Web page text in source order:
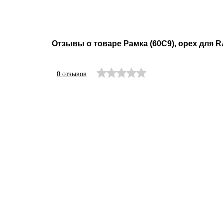
Отзывы о товаре Рамка (60С9), орех для
0 отзывов